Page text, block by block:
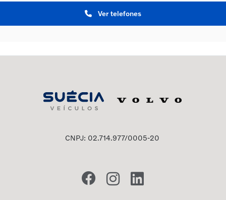
Ver telefones
CNPJ: 02.714.977/0005-20